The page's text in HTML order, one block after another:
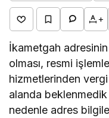
+
İkametgah
olması, resmi
hizmetlerinden
alanda
nedenle adres